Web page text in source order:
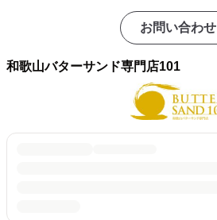
お問い合わせ
和歌山バターサンド専門店101